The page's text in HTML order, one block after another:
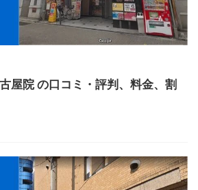
屋院 の口コミ・評判、料金、割